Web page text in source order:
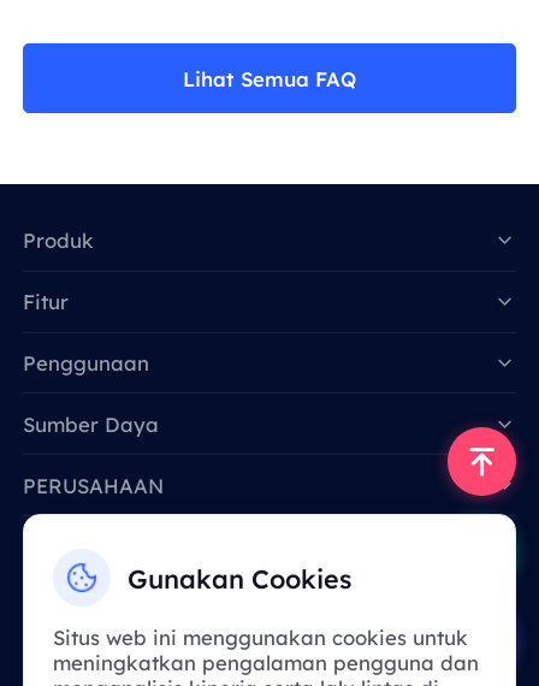
Lihat Semua FAQ
Gunakan Cookies
Situs web ini menggunakan cookies untuk
meningkatkan pengalaman pengguna dan
Produk
Fitur
Penggunaan
Sumber Daya
PERUSAHAAN
Email: support@smartproxy.org